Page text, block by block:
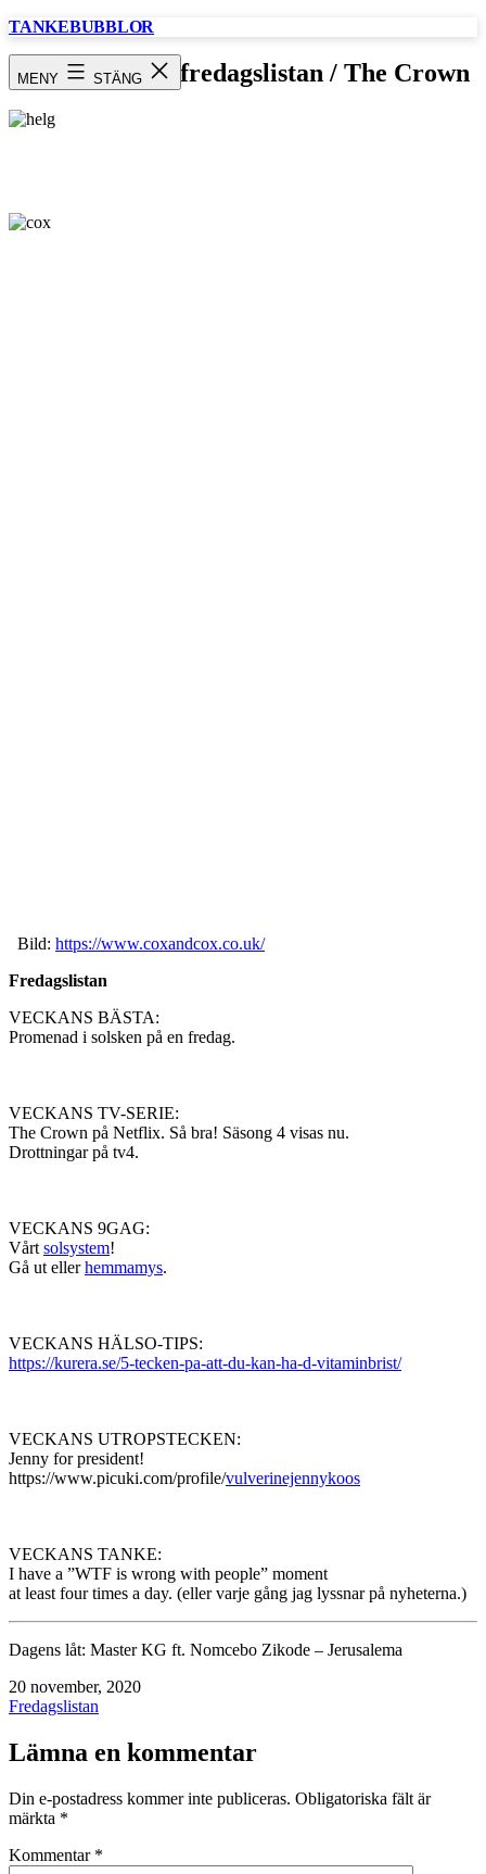
Hoppa
TANKEBUBBLOR
MENY STÄNG
Trevlig helg! / fredagslistan / The Crown
Bild: https://www.coxandcox.co.uk/
Fredagslistan
VECKANS BÄSTA:
Promenad i solsken på en fredag.
VECKANS TV-SERIE:
The Crown på Netflix. Så bra! Säsong 4 visas nu.
Drottningar på tv4.
VECKANS 9GAG:
Vårt solsystem!
Gå ut ellerhemmamys.
VECKANS HÄLSO-TIPS:
https://kurera.se/5-tecken-pa-att-du-kan-ha-d-vitaminbrist/
VECKANS UTROPSTECKEN:
Jenny for president!
https://www.picuki.com/profile/vulverinejennykoos
VECKANS TANKE:
I have a ”WTF is wrong with people” moment
at least four times a day. (eller varje gång jag lyssnar på nyheterna.)
Dagens låt: Master KG ft. Nomcebo Zikode – Jerusalema
Publicerat
den
20 november, 2020
Kategoriserat
Fredagslistan
Lämna en kommentar
Din e-postadress kommer inte publiceras. Obligatoriska fält är
märkta *
Kommentar *